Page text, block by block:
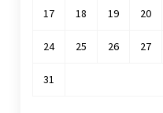
17 18 19 20
24 25 26 27
31